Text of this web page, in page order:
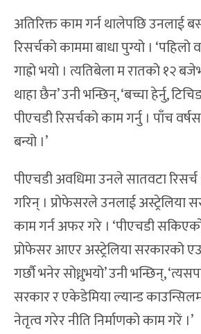
अतिरिक्त काम गर्न थालेपछि उनलाई
रिसर्चको काममा बाधा पुग्यो ।
गाह्रो भयो । त्यतिबेला म रातको १२
थाहा छैन’ उनी भन्छिन्, ‘बच्चा हेर्नु,
पीएचडी रिसर्चको काम गर्नु । पाँच
बन्यो ।’
पीएचडी अवधिमा उनले सातवटा
गरिन् । प्रोफेसरले उनलाई अस्ट्रेलिया
काम गर्न अफर गरे । ‘पीएचडी
प्रोफेसर आएर अस्ट्रेलिया सरकारको
गर्छौ भनेर सोध्नुभयो’ उनी भन्छिन्,
सरकार र एकेडेमिया ल्यान्ड
नेतृत्व गरेर नीति निर्माणको काम गरें ।’